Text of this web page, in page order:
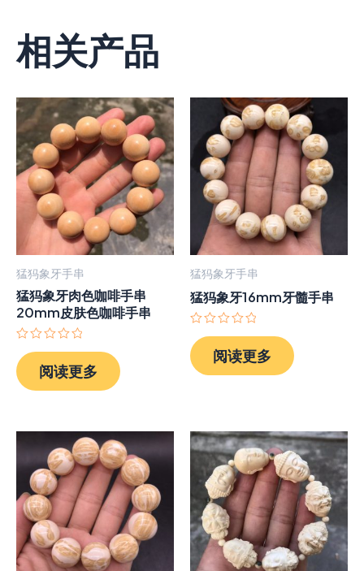
相关产品
猛犸象牙手串
猛犸象牙肉色咖啡手串
20mm皮肤色咖啡手串
评
分
0
&sol;
阅读更多
猛犸象牙手串
猛犸象牙16mm牙髓手串
评
分
0
&sol;
阅读更多